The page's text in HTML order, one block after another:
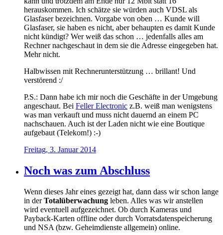
herauskommen. Ich schätze sie würden auch VDSL als
Glasfaser bezeichnen. Vorgabe von oben … Kunde will
Glasfaser, sie haben es nicht, aber behaupten es damit Kunde
nicht kündigt? Wer weiß das schon … jedenfalls alles am
Rechner nachgeschaut in dem sie die Adresse eingegeben hat.
Mehr nicht.
Halbwissen mit Rechnerunterstützung … brillant! Und
verstörend :/
P.S.: Dann habe ich mir noch die Geschäfte in der Umgebung
angeschaut. Bei Feller Electronic z.B. weiß man wenigstens
was man verkauft und muss nicht dauernd an einem PC
nachschauen. Auch ist der Laden nicht wie eine Boutique
aufgebaut (Telekom!) :-)
Freitag, 3. Januar 2014
Noch was zum Abschluss
Wenn dieses Jahr eines gezeigt hat, dann dass wir schon lange
in derTotalüberwachung leben. Alles was wir anstellen
wird eventuell aufgezeichnet. Ob durch Kameras und
Payback-Karten offline oder durch Vorratsdatenspeicherung
und NSA (bzw. Geheimdienste allgemein) online.